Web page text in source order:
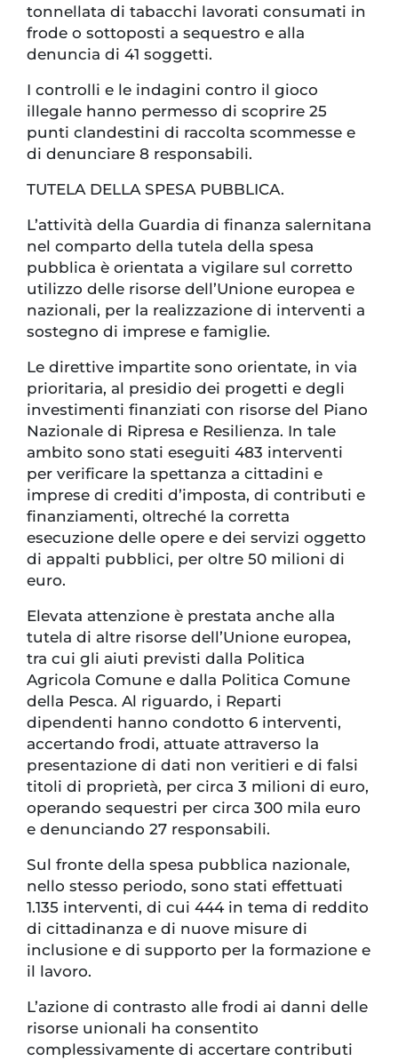
tonnellata di tabacchi lavorati consumati in
frode o sottoposti a sequestro e alla
denuncia di 41 soggetti.
I controlli e le indagini contro il gioco
illegale hanno permesso di scoprire 25
punti clandestini di raccolta scommesse e
di denunciare 8 responsabili.
TUTELA DELLA SPESA PUBBLICA.
L’attività della Guardia di finanza salernitana
nel comparto della tutela della spesa
pubblica è orientata a vigilare sul corretto
utilizzo delle risorse dell’Unione europea e
nazionali, per la realizzazione di interventi a
sostegno di imprese e famiglie.
Le direttive impartite sono orientate, in via
prioritaria, al presidio dei progetti e degli
investimenti finanziati con risorse del Piano
Nazionale di Ripresa e Resilienza. In tale
ambito sono stati eseguiti 483 interventi
per verificare la spettanza a cittadini e
imprese di crediti d’imposta, di contributi e
finanziamenti, oltreché la corretta
esecuzione delle opere e dei servizi oggetto
di appalti pubblici, per oltre 50 milioni di
euro.
Elevata attenzione è prestata anche alla
tutela di altre risorse dell’Unione europea,
tra cui gli aiuti previsti dalla Politica
Agricola Comune e dalla Politica Comune
della Pesca. Al riguardo, i Reparti
dipendenti hanno condotto 6 interventi,
accertando frodi, attuate attraverso la
presentazione di dati non veritieri e di falsi
titoli di proprietà, per circa 3 milioni di euro,
operando sequestri per circa 300 mila euro
e denunciando 27 responsabili.
Sul fronte della spesa pubblica nazionale,
nello stesso periodo, sono stati effettuati
1.135 interventi, di cui 444 in tema di reddito
di cittadinanza e di nuove misure di
inclusione e di supporto per la formazione e
il lavoro.
L’azione di contrasto alle frodi ai danni delle
risorse unionali ha consentito
complessivamente di accertare contributi